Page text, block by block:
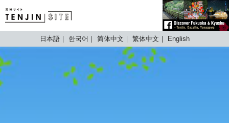
TENJIN SITE
日本語 한국어 简体中文 繁体中文 English